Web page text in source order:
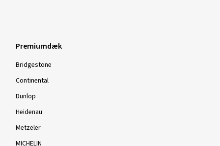
Premiumdæk
Bridgestone
Continental
Dunlop
Heidenau
Metzeler
MICHELIN